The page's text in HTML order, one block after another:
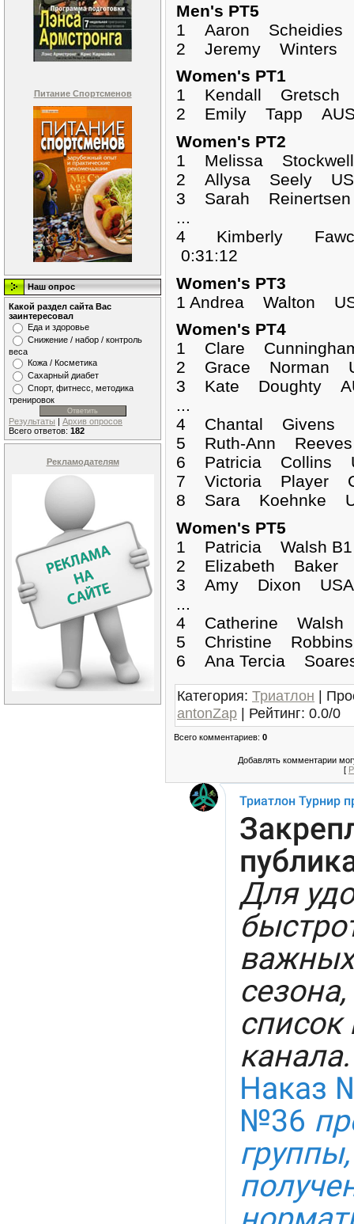
Питание Спортсменов
Наш опрос
Какой раздел сайта Вас
заинтересовал
Еда и здоровье
Снижение / набор / контроль
веса
Кожа / Косметика
Сахарный диабет
Спорт, фитнесс, методика
тренировок
Результаты | Архив опросов
Всего ответов: 182
Рекламодателям
Men's PT5
1 Aaron
2 Jeremy Winters
Women's PT1
1 Kendall
2 Emily Tapp
Women's PT2
1 Melissa
2 Allysa Seely
3 Sarah
...
4 Kimberly
0:31:12
Women's PT3
1 Andrea Walton
Women's PT4
1 Clare
2 Grace Norman
3 Kate Doughty
...
4 Chantal Givens
5 Ruth-Ann
6 Patricia Collins
7 Victoria Player
8 Sara Koehnke
Women's PT5
1 Patricia Walsh
2 Elizabeth Baker
3 Amy Dixon
...
4 Catherine
5 Christine
6 Ana Tercia
Категория: Триатлон |
antonZap | Рейтинг: 0.0/0
Всего комментариев: 0
Добавлять комментарии
[